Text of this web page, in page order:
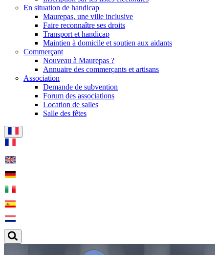
En situation de handicap
Maurepas, une ville inclusive
Faire reconnaître ses droits
Transport et handicap
Maintien à domicile et soutien aux aidants
Commerçant
Nouveau à Maurepas ?
Annuaire des commerçants et artisans
Association
Demande de subvention
Forum des associations
Location de salles
Salle des fêtes